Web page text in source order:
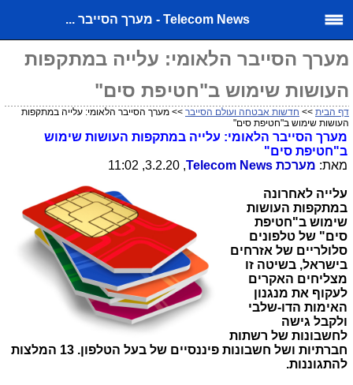
Telecom News - מערך הסייבר ...
מערך הסייבר הלאומי: עלייה במתקפות
העושות שימוש ב"חטיפת סים"
דף הבית >> חדשות אבטחה ועולם הסייבר >> מערך הסייבר הלאומי: עלייה במתקפות
העושות שימוש ב"חטיפת סים"
מערך הסייבר הלאומי: עלייה במתקפות העושות שימוש
ב"חטיפת סים"
מאת: מערכת Telecom News
, 3.2.20, 11:02
עלייה לאחרונה
במתקפות העושות
שימוש ב"חטיפת
סים" של טלפונים
סלולריים של אזרחים
בישראל, בשיטה זו
מצליחים האקרים
לעקוף את מנגנון
האימות הדו-שלבי
ולקבל גישה
לחשבונות של רשתות
חברתיות ושל חשבונות פיננסיים של בעל הטלפון. 13 המלצות
להתגוננות.